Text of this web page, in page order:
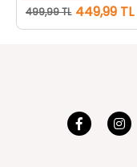
499,99 TL 449,99 TL